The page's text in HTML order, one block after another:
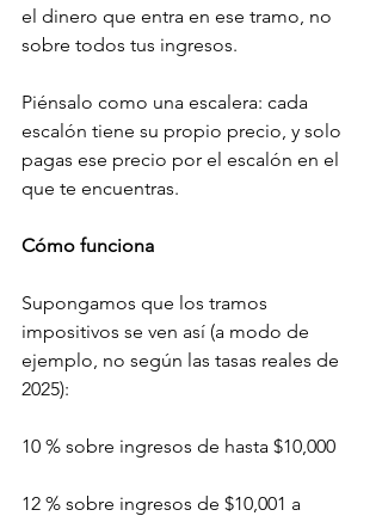
el dinero que entra en ese tramo, no
sobre todos tus ingresos.
Piénsalo como una escalera: cada
escalón tiene su propio precio, y solo
pagas ese precio por el escalón en el
que te encuentras.
Cómo funciona
Supongamos que los tramos
impositivos se ven así (a modo de
ejemplo, no según las tasas reales de
2025):
10 % sobre ingresos de hasta $10,000
12 % sobre ingresos de $10,001 a